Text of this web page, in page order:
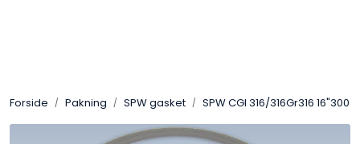
Forside Pakning SPW gasket SPW CGI 316/316Gr316 16"300
Pakning